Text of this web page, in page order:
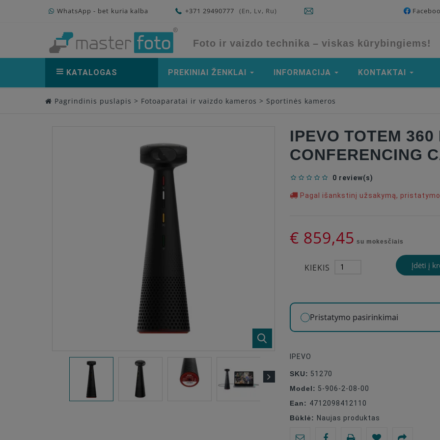
WhatsApp - bet kuria kalba +371 29490777 (En, Lv, Ru)
Foto ir vaizdo technika – viskas kūrybingiems!
KATALOGAS PREKINIAI ŽENKLAI INFORMACIJA KONTAKTAI
Pagrindinis puslapis > Fotoaparatai ir vaizdo kameros > Sportinės kameros
IPEVO TOTEM
CONFERENCING
0 review(s)
Pagal išankstinį užsakymą,
€ 859,45 su mokesčiais
KIEKIS Įdėti į
Pristatymo pasirinkimai
IPEVO
SKU: 51270
Model: 5-906-2-08-00
Ean: 4712098412110
Būklė: Naujas produktas